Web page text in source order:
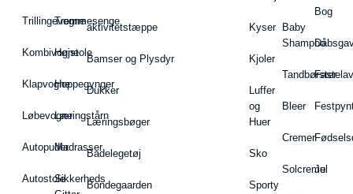
Trillingevogne
Kombivogne
Klapvogne
Løbevogne
Autopuder
Autostole
Tremmesenge
Højstole
Hoppegynger
Læringstårn
Madrasser
Sikkerheds
aktivitetstæppe
Bamser og Plysdyr
Dukker
Læringsbøger
Badelegetøj
Bondegaarden
Kyser
Kjoler
Luffer
og
Huer
Sko
Sporty
Baby
Shampoo
Tandbørster
Bleer
Cremer
Solcreme
Bog
Jul